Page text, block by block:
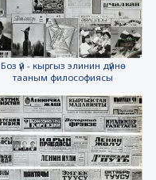
Боз үй - кыргыз элинин дүйнө
тааным философиясы